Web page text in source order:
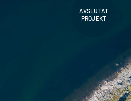
AVSLUTAT
PROJEKT